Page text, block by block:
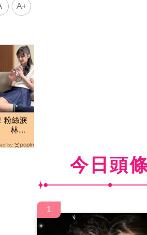
A+
粉絲淚
林逸
by
今日頭
1